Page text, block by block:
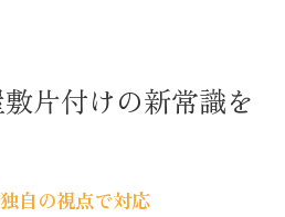
オーガナイザーの活用法
片付けの新常識を
自の視点で対応